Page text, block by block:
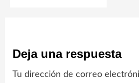
Deja una respuesta
Tu dirección de correo